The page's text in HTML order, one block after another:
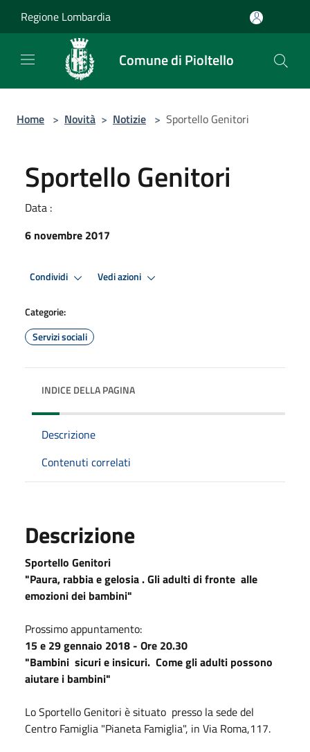
Regione Lombardia
Comune di Pioltello
Home > Novità > Notizie > Sportello Genitori
Sportello Genitori
Data :
6 novembre 2017
Condividi Vedi azioni
Categorie:
Servizi sociali
INDICE DELLA PAGINA
Descrizione
Contenuti correlati
Descrizione
Sportello Genitori
"Paura, rabbia e gelosia . Gli adulti di fronte alle
emozioni dei bambini"
Prossimo appuntamento:
15 e 29 gennaio 2018 - Ore 20.30
"Bambini sicuri e insicuri. Come gli adulti possono
aiutare i bambini"
Lo Sportello Genitori è situato presso la sede del
Centro Famiglia "Pianeta Famiglia", in Via Roma,117.